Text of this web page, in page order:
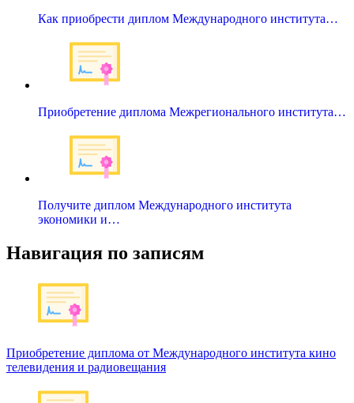
Как приобрести диплом Международного института…
Приобретение диплома Межрегионального института…
Получите диплом Международного института
экономики и…
Навигация по записям
Приобретение диплома от Международного института кино
телевидения и радиовещания